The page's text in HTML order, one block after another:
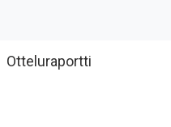
Otteluraportti